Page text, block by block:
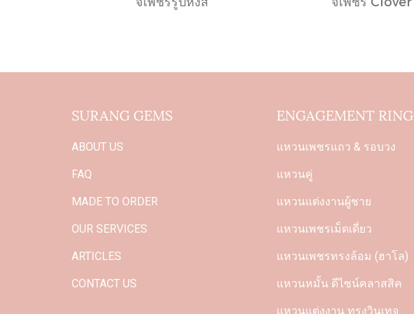
SURANG GEMS
ABOUT US
FAQ
MADE TO ORDER
OUR SERVICES
ARTICLES
CONTACT US
ENGAGEMENT RING
แหวนเพชรแถว & รอบวง
แหวนคู่
แหวนแต่งงานผู้ชาย
แหวนเพชรเม็ดเดี่ยว
แหวนเพชรทรงล้อม (ฮาโล)
แหวนหมั้น ดีไซน์คลาสสิค
แหวนแต่งงาน ทรงวินเทจ